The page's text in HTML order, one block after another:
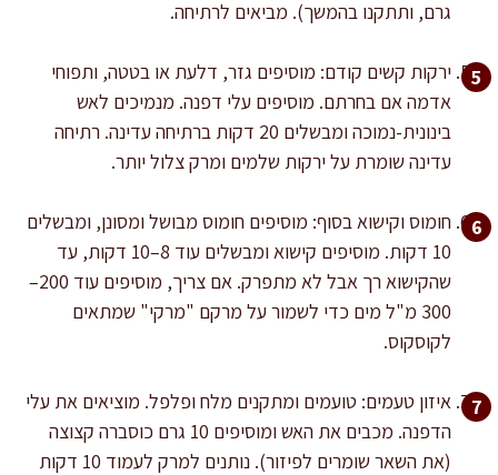
גרם, ותתקנו בהמשך). מביאים לרתיחה.
ירקות קשים קודם: מוסיפים גזר, דלעת או בטטה, ותפוחי
אדמה אם בחרתם. מוסיפים עלי דפנה. מנמיכים לאש
בינונית-נמוכה ומבשלים 20 דקות ברתיחה עדינה. רתיחה
עדינה שומרת על ירקות שלמים ומרק צלול יותר.
חומוס וקישוא בסוף: מוסיפים חומוס מבושל ומסונן, ומבשלים
10 דקות. מוסיפים קישוא ומבשלים עוד 8–10 דקות, עד
שהקישוא רך אבל לא מתפרק. אם צריך, מוסיפים עוד 200–
300 מ"ל מים כדי לשמור על מרקם "מרקי" שמתאים
לקוסקוס.
איזון טעמים: טועמים ומתקנים מלח ופלפל. מוציאים את עלי
הדפנה. מכבים את האש ומוסיפים 10 גרם כוסברה קצוצה
(את השאר שומרים לפיזור). נותנים למרק לעמוד 10 דקות